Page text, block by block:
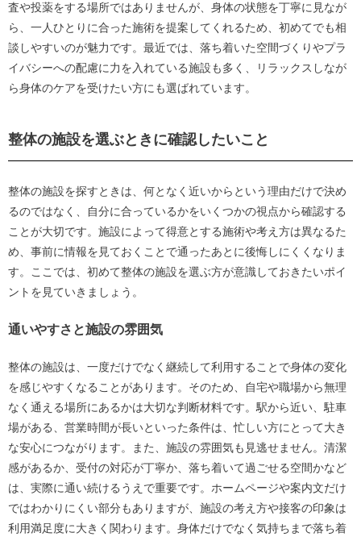
査や投薬をする場所ではありませんが、身体の状態を丁寧に見なが
ら、一人ひとりに合った施術を提案してくれるため、初めてでも相
談しやすいのが魅力です。最近では、落ち着いた空間づくりやプラ
イバシーへの配慮に力を入れている施設も多く、リラックスしなが
ら身体のケアを受けたい方にも選ばれています。
整体の施設を選ぶときに確認したいこと
整体の施設を探すときは、何となく近いからという理由だけで決め
るのではなく、自分に合っているかをいくつかの視点から確認する
ことが大切です。施設によって得意とする施術や考え方は異なるた
め、事前に情報を見ておくことで通ったあとに後悔しにくくなりま
す。ここでは、初めて整体の施設を選ぶ方が意識しておきたいポイ
ントを見ていきましょう。
通いやすさと施設の雰囲気
整体の施設は、一度だけでなく継続して利用することで身体の変化
を感じやすくなることがあります。そのため、自宅や職場から無理
なく通える場所にあるかは大切な判断材料です。駅から近い、駐車
場がある、営業時間が長いといった条件は、忙しい方にとって大き
な安心につながります。また、施設の雰囲気も見逃せません。清潔
感があるか、受付の対応が丁寧か、落ち着いて過ごせる空間かなど
は、実際に通い続けるうえで重要です。ホームページや案内文だけ
ではわかりにくい部分もありますが、施設の考え方や接客の印象は
利用満足度に大きく関わります。身体だけでなく気持ちまで落ち着